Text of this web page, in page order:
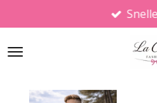
direct
naar